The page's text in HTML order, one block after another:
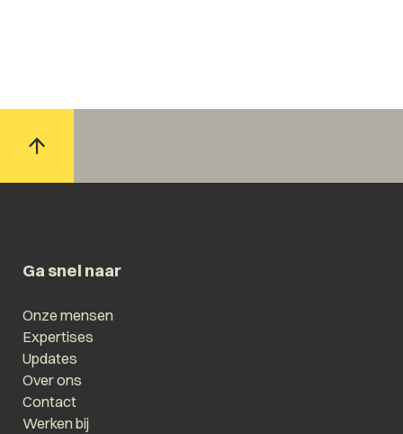
Ga snel naar
Onze mensen
Expertises
Updates
Over ons
Contact
Werken bij